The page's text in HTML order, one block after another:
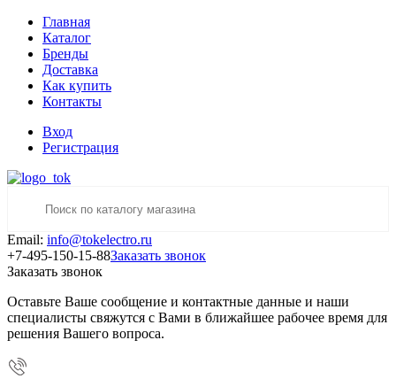
Главная
Каталог
Бренды
Доставка
Как купить
Контакты
Вход
Регистрация
Email: info@tokelectro.ru
+7-495-150-15-88Заказать звонок
Заказать звонок
Оставьте Ваше сообщение и контактные данные и наши
специалисты свяжутся с Вами в ближайшее рабочее время для
решения Вашего вопроса.